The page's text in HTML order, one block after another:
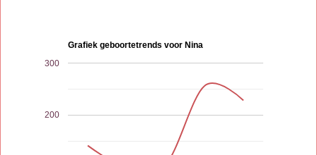
Grafiek geboortetrends voor Nina
200
300